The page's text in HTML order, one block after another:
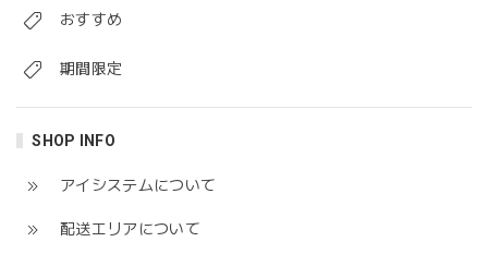
おすすめ
期間限定
SHOP INFO
アイシステムについて
配送エリアについて